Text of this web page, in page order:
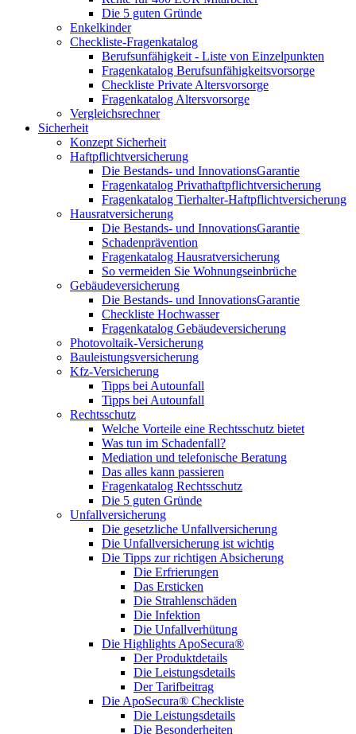
Die 5 guten Gründe
Enkelkinder
Checkliste-Fragenkatalog
Berufsunfähigkeit - Liste von Einzelpunkten
Fragenkatalog Berufsunfähigkeitsvorsorge
Checkliste Private Altersvorsorge
Fragenkatalog Altersvorsorge
Vergleichsrechner
Sicherheit
Konzept Sicherheit
Haftpflichtversicherung
Die Bestands- und InnovationsGarantie
Fragenkatalog Privathaftpflichtversicherung
Fragenkatalog Tierhalter-Haftpflichtversicherung
Hausratversicherung
Die Bestands- und InnovationsGarantie
Schadenprävention
Fragenkatalog Hausratversicherung
So vermeiden Sie Wohnungseinbrüche
Gebäudeversicherung
Die Bestands- und InnovationsGarantie
Checkliste Hochwasser
Fragenkatalog Gebäudeversicherung
Photovoltaik-Versicherung
Bauleistungsversicherung
Kfz-Versicherung
Tipps bei Autounfall
Tipps bei Autounfall
Rechtsschutz
Welche Vorteile eine Rechtsschutz bietet
Was tun im Schadenfall?
Mediation und telefonische Beratung
Das alles kann passieren
Fragenkatalog Rechtsschutz
Die 5 guten Gründe
Unfallversicherung
Die gesetzliche Unfallversicherung
Die Unfallversicherung ist wichtig
Die Tipps zur richtigen Absicherung
Die Erfrierungen
Das Ersticken
Die Strahlenschäden
Die Infektion
Die Unfallverhütung
Die Highlights ApoSecura®
Der Produktdetails
Die Leistungsdetails
Der Tarifbeitrag
Die ApoSecura® Checkliste
Die Leistungsdetails
Die Besonderheiten